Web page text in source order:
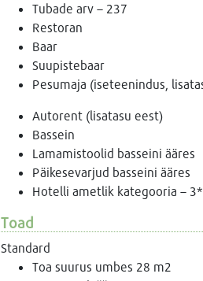
Tubade arv – 237
Restoran
Baar
Suupistebaar
Pesumaja (iseteenindus,
Autorent (lisatasu eest)
Bassein
Lamamistoolid basseini ääres
Päikesevarjud basseini ääres
Hotelli ametlik kategooria – 3*
Toad
Standard
Toa suurus umbes 28 m2